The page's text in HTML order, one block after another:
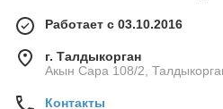
Работает с 03.10.2016
г. Талдыкорган
Акын Сара 108/2,
Контакты